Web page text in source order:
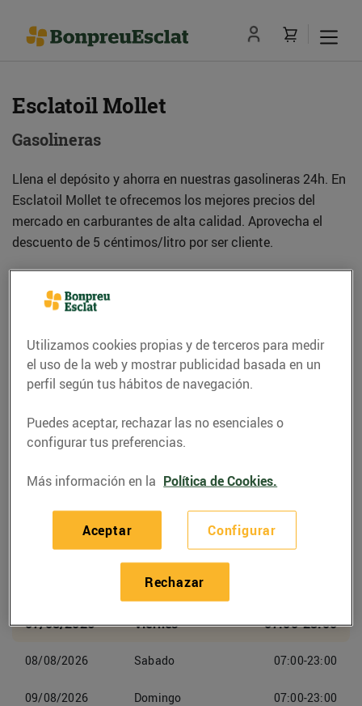
Esclatoil Mollet
Gasolineras
Llena el depósito y ahorra en nuestras gasolineras 24h. En
Esclatoil Mollet te ofrecemos los mejores precios del
mercado en carburantes de alta calidad. Aprovecha el
descuento de 5 céntimos/litro por ser cliente.
Dirección
C. Nicaragua, s/n (Pol. Ind. Can Borrell) (08100)
Mollet del Vallès
Teléfono
936897799
Horarios Esclatoil Mollet Del
07/08/2026 Viernes 07:00-23:00
08/08/2026 Sabado 07:00-23:00
09/08/2026 Domingo 07:00-23:00
Utilizamos cookies propias y de terceros para medir
el uso de la web y mostrar publicidad basada en un
perfil según tus hábitos de navegación.
Puedes aceptar, rechazar las no esenciales o
configurar tus preferencias.
Más información en la Política de Cookies.
Configurar
Rechazar
Aceptar